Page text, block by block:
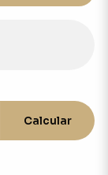
Calcular